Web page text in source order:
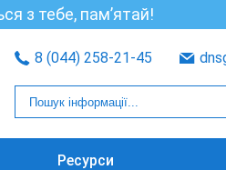
з тебе, пам’ятай!
8 (044) 258-21-45
Ресурси